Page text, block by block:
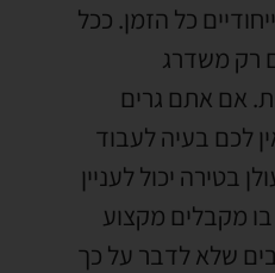
כל הזמן. ככל
רק משדרג
. אם אתם גרים
לכם בעיה לעבוד
בטירה יכול לעניין
מקבלים מקצוע
שלא לדבר על כך